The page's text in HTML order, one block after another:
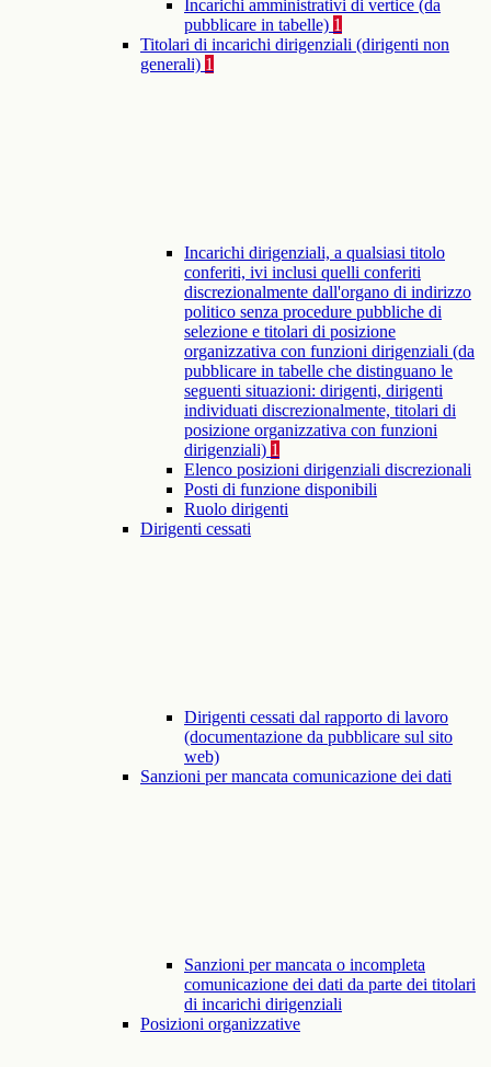
Incarichi amministrativi di vertice (da
pubblicare in tabelle) 1
Titolari di incarichi dirigenziali (dirigenti non
generali) 1
Incarichi dirigenziali, a qualsiasi titolo
conferiti, ivi inclusi quelli conferiti
discrezionalmente dall'organo di indirizzo
politico senza procedure pubbliche di
selezione e titolari di posizione
organizzativa con funzioni dirigenziali (da
pubblicare in tabelle che distinguano le
seguenti situazioni: dirigenti, dirigenti
individuati discrezionalmente, titolari di
posizione organizzativa con funzioni
dirigenziali) 1
Elenco posizioni dirigenziali discrezionali
Posti di funzione disponibili
Ruolo dirigenti
Dirigenti cessati
Dirigenti cessati dal rapporto di lavoro
(documentazione da pubblicare sul sito
web)
Sanzioni per mancata comunicazione dei dati
Sanzioni per mancata o incompleta
comunicazione dei dati da parte dei titolari
di incarichi dirigenziali
Posizioni organizzative